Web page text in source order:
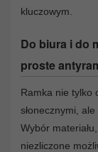
kluczowym.
Do biura i do
proste
Ramka nie tylko
słonecznymi,
Wybór
niezliczone